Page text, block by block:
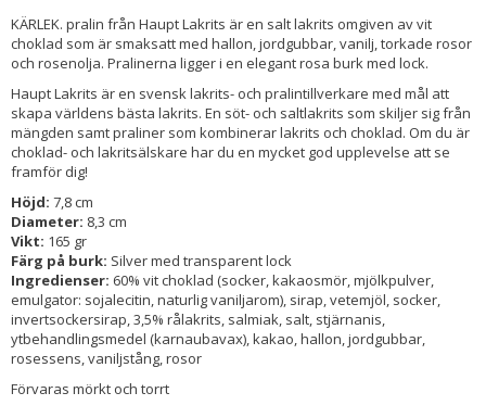
KÄRLEK. pralin från Haupt Lakrits är en salt lakrits omgiven av vit
choklad som är smaksatt med hallon, jordgubbar, vanilj, torkade rosor
och rosenolja. Pralinerna ligger i en elegant rosa burk med lock.
Haupt Lakrits är en svensk lakrits- och pralintillverkare med mål att
skapa världens bästa lakrits. En söt- och saltlakrits som skiljer sig från
mängden samt praliner som kombinerar lakrits och choklad. Om du är
choklad- och lakritsälskare har du en mycket god upplevelse att se
framför dig!
Höjd: 7,8 cm
Diameter: 8,3 cm
Vikt: 165 gr
Färg på burk: Silver med transparent lock
Ingredienser: 60% vit choklad (socker, kakaosmör, mjölkpulver,
emulgator: sojalecitin, naturlig vaniljarom), sirap, vetemjöl, socker,
invertsockersirap, 3,5% rålakrits, salmiak, salt, stjärnanis,
ytbehandlingsmedel (karnaubavax), kakao, hallon, jordgubbar,
rosessens, vaniljstång, rosor
Förvaras mörkt och torrt